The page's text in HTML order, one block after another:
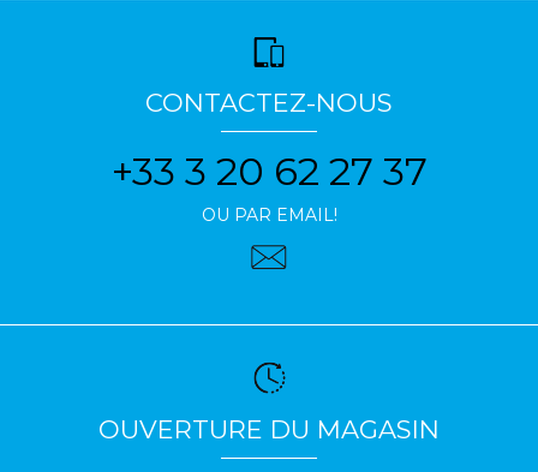
CONTACTEZ-NOUS
+33 3 20 62 27 37
OU PAR EMAIL!
OUVERTURE DU MAGASIN